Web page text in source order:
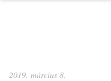
2019. március 8.